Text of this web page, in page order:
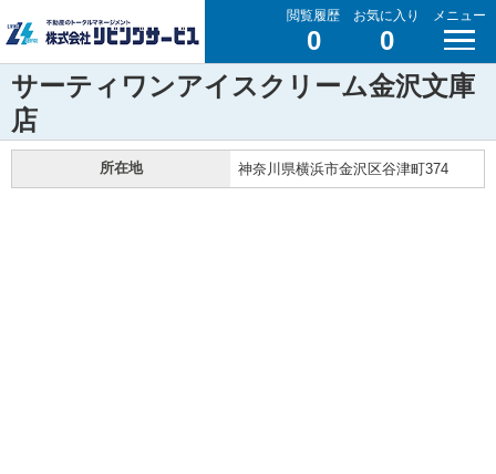
閲覧履歴
0
お気に入り
0
メニュー
サーティワンアイスクリーム金沢文庫
店
所在地 神奈川県横浜市金沢区谷津町374